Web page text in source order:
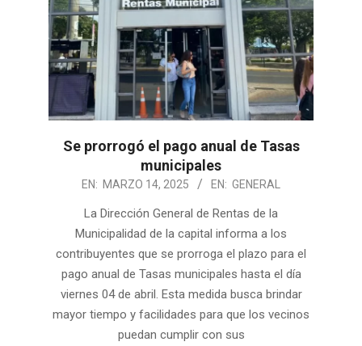
Se prorrogó el pago anual de Tasas
municipales
EN: MARZO 14, 2025 EN: GENERAL
La Dirección General de Rentas de la
Municipalidad de la capital informa a los
contribuyentes que se prorroga el plazo para el
pago anual de Tasas municipales hasta el día
viernes 04 de abril. Esta medida busca brindar
mayor tiempo y facilidades para que los vecinos
puedan cumplir con sus